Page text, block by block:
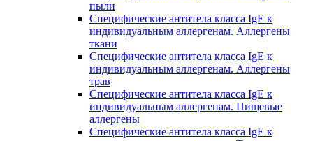
пыли
Специфические антитела класса IgE к
индивидуальным аллергенам. Аллергены
ткани
Специфические антитела класса IgE к
индивидуальным аллергенам. Аллергены
трав
Специфические антитела класса IgE к
индивидуальным аллергенам. Пищевые
аллергены
Специфические антитела класса IgE к